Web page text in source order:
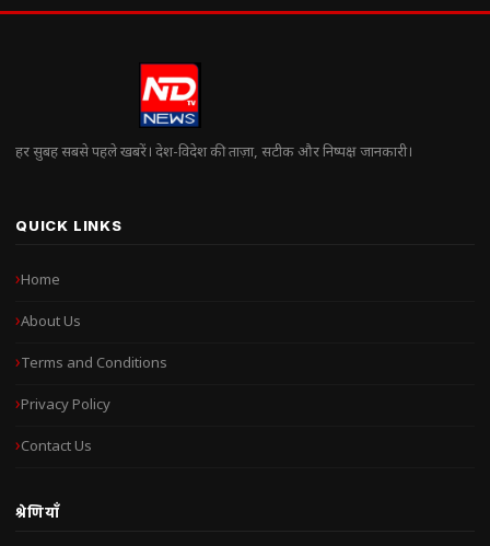
हर सुबह सबसे पहले खबरें। देश-विदेश की ताज़ा, सटीक और निष्पक्ष जानकारी।
QUICK LINKS
Home
About Us
Terms and Conditions
Privacy Policy
Contact Us
श्रेणियाँ